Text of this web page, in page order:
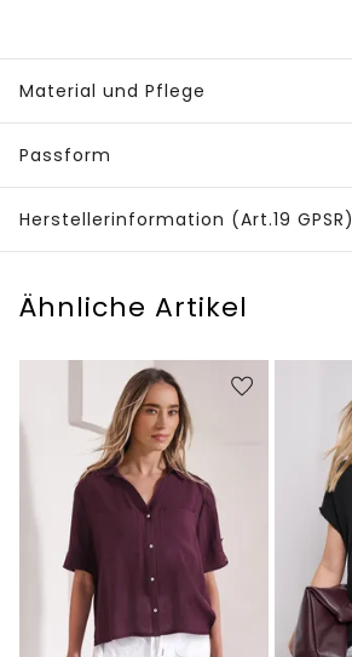
Material und Pflege
Passform
Herstellerinformation (Art.19 GPSR)
Ähnliche Artikel